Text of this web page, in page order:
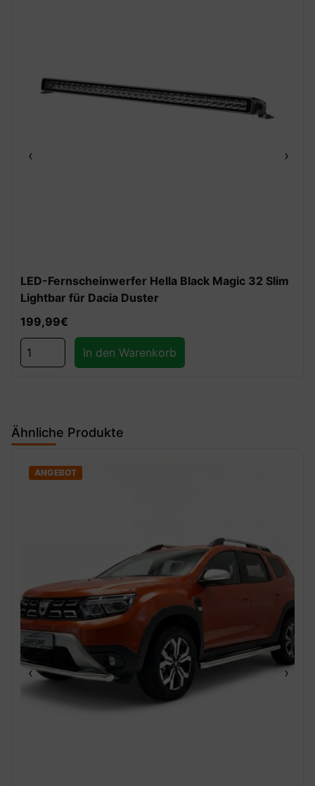
‹
LED-Fernscheinwerfer Hella Black Magic 32 Slim
Lightbar für Dacia Duster
199,99€
In den Warenkorb
›
Ähnliche Produkte
‹
ANGEBOT
›